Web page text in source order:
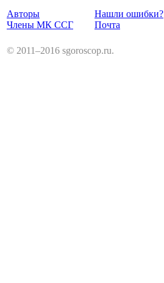
Авторы
Члены МК ССГ
Нашли ошибки?
Почта
© 2011–2016 sgoroscop.ru.